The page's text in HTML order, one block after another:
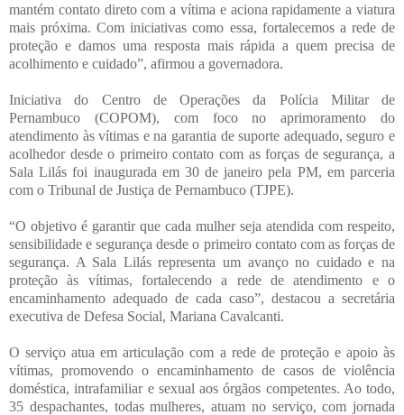
mantém contato direto com a vítima e aciona rapidamente a viatura
mais próxima. Com iniciativas como essa, fortalecemos a rede de
proteção e damos uma resposta mais rápida a quem precisa de
acolhimento e cuidado”, afirmou a governadora.
Iniciativa do Centro de Operações da Polícia Militar de
Pernambuco (COPOM), com foco no aprimoramento do
atendimento às vítimas e na garantia de suporte adequado, seguro e
acolhedor desde o primeiro contato com as forças de segurança, a
Sala Lilás foi inaugurada em 30 de janeiro pela PM, em parceria
com o Tribunal de Justiça de Pernambuco (TJPE).
“O objetivo é garantir que cada mulher seja atendida com respeito,
sensibilidade e segurança desde o primeiro contato com as forças de
segurança. A Sala Lilás representa um avanço no cuidado e na
proteção às vítimas, fortalecendo a rede de atendimento e o
encaminhamento adequado de cada caso”, destacou a secretária
executiva de Defesa Social, Mariana Cavalcanti.
O serviço atua em articulação com a rede de proteção e apoio às
vítimas, promovendo o encaminhamento de casos de violência
doméstica, intrafamiliar e sexual aos órgãos competentes. Ao todo,
35 despachantes, todas mulheres, atuam no serviço, com jornada